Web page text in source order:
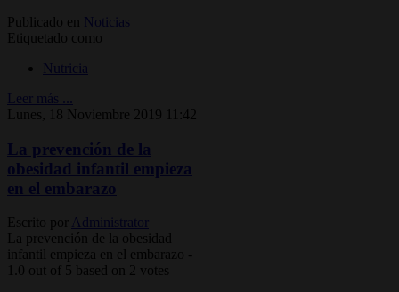
Publicado en
Noticias
Etiquetado como
Nutricia
Leer más ...
Lunes, 18 Noviembre 2019 11:42
La prevención de la
obesidad infantil empieza
en el embarazo
Escrito por
Administrator
La prevención de la obesidad
infantil empieza en el embarazo -
1.0 out of 5 based on 2 votes